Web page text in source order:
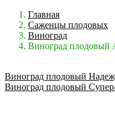
Главная
Саженцы плодовых
Виноград
Виноград плодовый
Виноград плодовый
Виноград плодовый